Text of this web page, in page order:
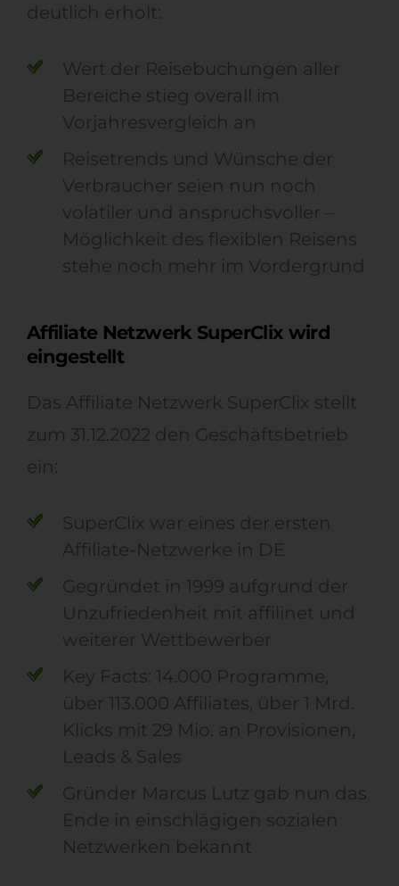
deutlich erholt:
Wert der Reisebuchungen aller
Bereiche stieg overall im
Vorjahresvergleich an
Reisetrends und Wünsche der
Verbraucher seien nun noch
volatiler und anspruchsvoller –
Möglichkeit des flexiblen Reisens
stehe noch mehr im Vordergrund
Affiliate Netzwerk SuperClix wird
eingestellt
Das Affiliate Netzwerk SuperClix stellt
zum 31.12.2022 den Geschäftsbetrieb
ein:
SuperClix war eines der ersten
Affiliate-Netzwerke in DE
Gegründet in 1999 aufgrund der
Unzufriedenheit mit affilinet und
weiterer Wettbewerber
Key Facts: 14.000 Programme,
über 113.000 Affiliates, über 1 Mrd.
Klicks mit 29 Mio. an Provisionen,
Leads & Sales
Gründer Marcus Lutz gab nun das
Ende in einschlägigen sozialen
Netzwerken bekannt